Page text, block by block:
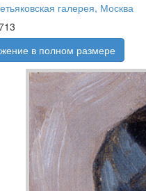
галерея, Москва
в полном размере